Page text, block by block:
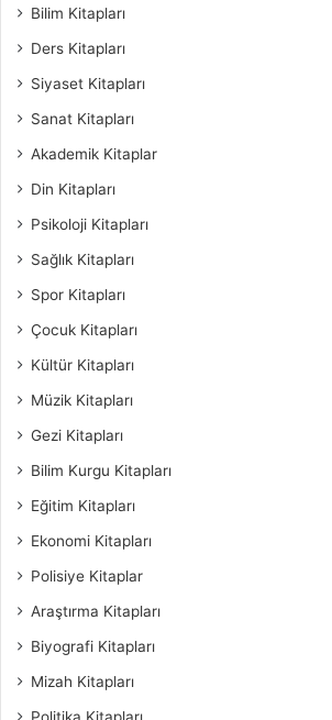
Bilim Kitapları
Ders Kitapları
Siyaset Kitapları
Sanat Kitapları
Akademik Kitaplar
Din Kitapları
Psikoloji Kitapları
Sağlık Kitapları
Spor Kitapları
Çocuk Kitapları
Kültür Kitapları
Müzik Kitapları
Gezi Kitapları
Bilim Kurgu Kitapları
Eğitim Kitapları
Ekonomi Kitapları
Polisiye Kitaplar
Araştırma Kitapları
Biyografi Kitapları
Mizah Kitapları